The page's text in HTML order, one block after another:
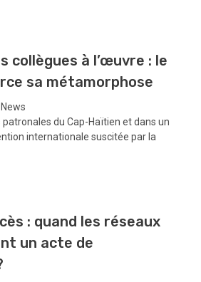
collègues à l’œuvre : le
sa métamorphose
du Cap-Haïtien et dans un
internationale suscitée par la
: quand les réseaux
un acte de